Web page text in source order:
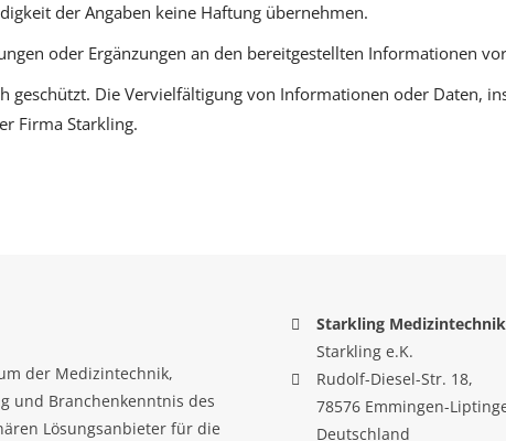
der Angaben keine Haftung übernehmen.
oder Ergänzungen an den bereitgestellten Informationen
Die Vervielfältigung von Informationen oder Daten,
Firma Starkling.
der Medizintechnik,
und Branchenkenntnis des
Lösungsanbieter für die
Starkling Medizintechnik
Starkling e.K.
Rudolf-Diesel-Str. 18,
78576 Emmingen-
Deutschland